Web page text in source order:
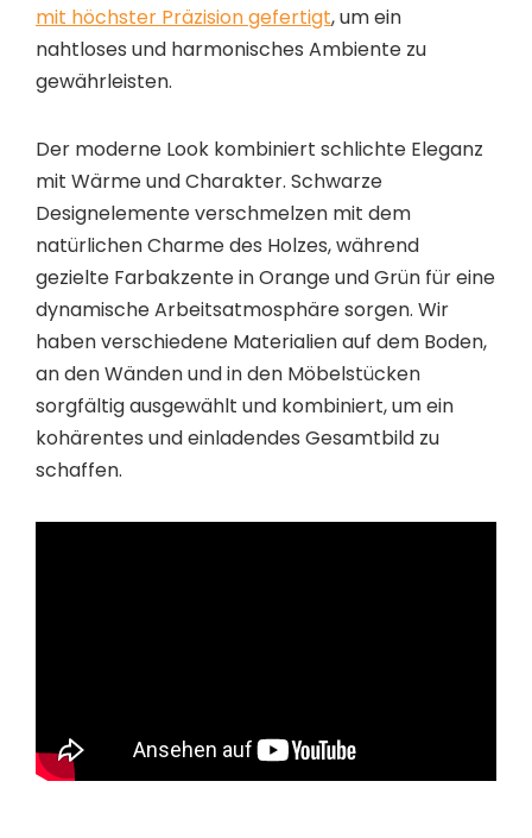
mit höchster Präzision gefertigt, um ein
nahtloses und harmonisches Ambiente zu
gewährleisten.
Der moderne Look kombiniert schlichte Eleganz
mit Wärme und Charakter. Schwarze
Designelemente verschmelzen mit dem
natürlichen Charme des Holzes, während
gezielte Farbakzente in Orange und Grün für eine
dynamische Arbeitsatmosphäre sorgen. Wir
haben verschiedene Materialien auf dem Boden,
an den Wänden und in den Möbelstücken
sorgfältig ausgewählt und kombiniert, um ein
kohärentes und einladendes Gesamtbild zu
schaffen.